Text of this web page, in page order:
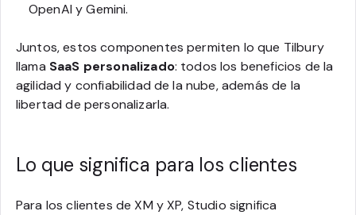
OpenAI y Gemini.
Juntos, estos componentes permiten lo que Tilbury
llama SaaS personalizado: todos los beneficios de la
agilidad y confiabilidad de la nube, además de la
libertad de personalizarla.
Lo que significa para los clientes
Para los clientes de XM y XP, Studio significa